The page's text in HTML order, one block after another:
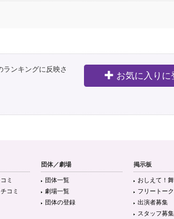
ンキングに反映さ
お気に入りに
ミ
コミ
団体／劇場
団体一覧
劇場一覧
団体の登録
掲示板
おしえて！
フリートーク
出演者募集
スタッフ募集